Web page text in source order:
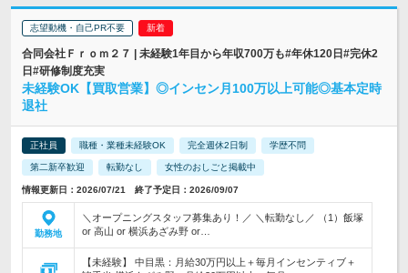
志望動機・自己PR不要
合同会社Ｆｒｏｍ２７ | 未経験1年目から年収700万も#年休120日#完休2
日#研修制度充実
未経験OK【買取営業】◎インセン月100万以上可能◎基本定時
退社
正社員 職種・業種未経験OK 完全週休2日制 学歴不問
第二新卒歓迎 転勤なし 女性のおしごと掲載中
情報更新日：2026/07/21 終了予定日：2026/09/07
勤務地
＼オープニングスタッフ募集あり！／ ＼転勤なし／ （1）飯塚
or 高山 or 横浜あざみ野 or…
【未経験】 中目黒：月給30万円以上＋毎月インセンティブ＋